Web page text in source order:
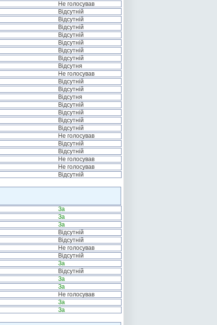
Не голосував
Відсутній
Відсутній
Відсутній
Відсутній
Відсутній
Відсутній
Відсутній
Відсутня
Не голосував
Відсутній
Відсутній
Відсутня
Відсутній
Відсутній
Відсутній
Відсутній
Не голосував
Відсутній
Відсутній
Не голосував
Не голосував
Відсутній
За
За
За
Відсутній
Відсутній
Не голосував
Відсутній
За
Відсутній
За
За
Не голосував
За
За